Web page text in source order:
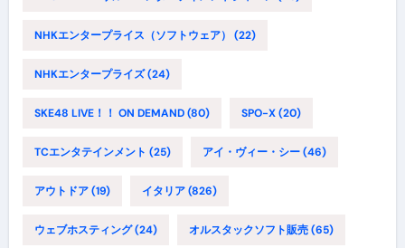
NHKエンタープライス（ソフトウェア） (22)
NHKエンタープライズ(24)
SKE48 LIVE！！ ON DEMAND(80) SPO-X(20)
TCエンタテインメント (25) アイ・ヴィー・シー(46)
アウトドア(19) イタリア(826)
ウェブホスティング(24) オルスタックソフト販売(65)